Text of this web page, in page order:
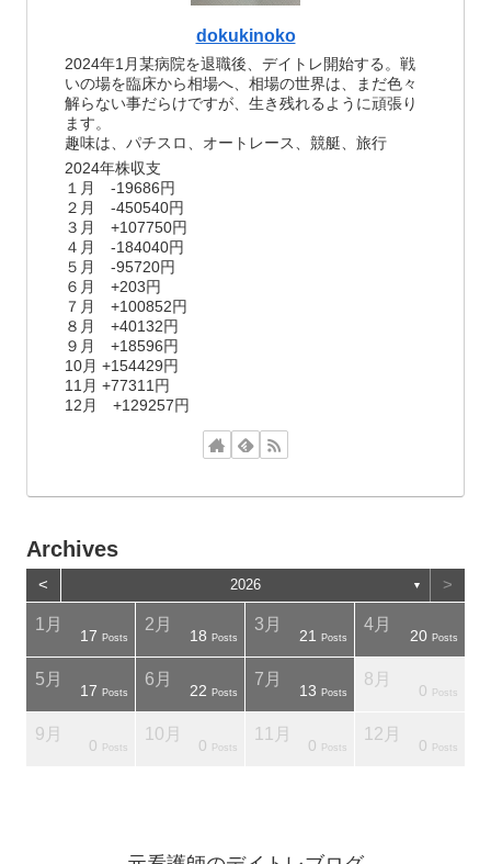
dokukinoko
2024年1月某病院を退職後、デイトレ開始する。戦
いの場を臨床から相場へ、相場の世界は、まだ色々
解らない事だらけですが、生き残れるように頑張り
ます。
趣味は、パチスロ、オートレース、競艇、旅行
2024年株収支
１月 -19686円
２月 -450540円
３月 +107750円
４月 -184040円
５月 -95720円
６月 +203円
７月 +100852円
８月 +40132円
９月 +18596円
10月 +154429円
11月 +77311円
12月 +129257円
Archives
< 2026 ▼ >
1月
17 Posts
2月
18 Posts
3月
21 Posts
4月
20 Posts
5月
17 Posts
6月
22 Posts
7月
13 Posts
8月
0 Posts
9月
0 Posts
10月
0 Posts
11月
0 Posts
12月
0 Posts